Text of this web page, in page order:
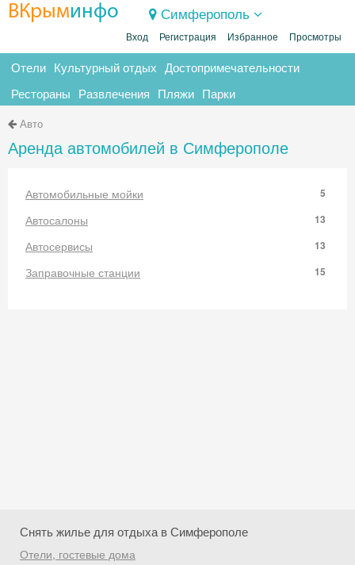
ВКрыминфо Симферополь
Вход Регистрация Избранное Просмотры
Отели Культурный отдых Достопримечательности
Рестораны Развлечения Пляжи Парки
Авто
Аренда автомобилей в Симферополе
Автомобильные мойки 5
Автосалоны 13
Автосервисы 13
Заправочные станции 15
Снять жилье для отдыха в Симферополе
Отели, гостевые дома